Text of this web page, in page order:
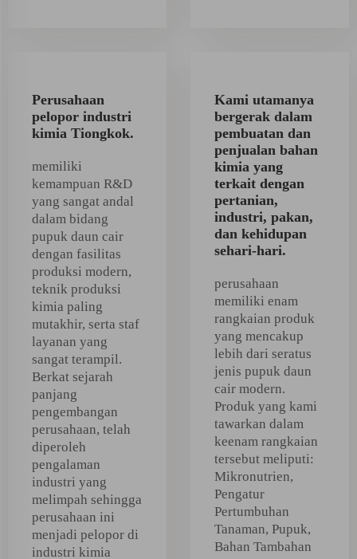
Perusahaan
pelopor industri
kimia Tiongkok.
memiliki
kemampuan R&D
yang sangat andal
dalam bidang
pupuk daun cair
dengan fasilitas
produksi modern,
teknik produksi
kimia paling
mutakhir, serta staf
layanan yang
sangat terampil.
Berkat sejarah
panjang
pengembangan
perusahaan, telah
diperoleh
pengalaman
industri yang
melimpah sehingga
perusahaan ini
menjadi pelopor di
industri kimia
Kami utamanya
bergerak dalam
pembuatan dan
penjualan bahan
kimia yang
terkait dengan
pertanian,
industri, pakan,
dan kehidupan
sehari-hari.
perusahaan
memiliki enam
rangkaian produk
yang mencakup
lebih dari seratus
jenis pupuk daun
cair modern.
Produk yang kami
tawarkan dalam
keenam rangkaian
tersebut meliputi:
Mikronutrien,
Pengatur
Pertumbuhan
Tanaman, Pupuk,
Bahan Tambahan